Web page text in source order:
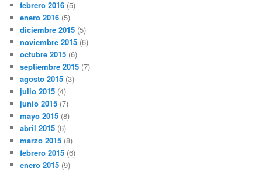
febrero 2016 (5)
enero 2016 (5)
diciembre 2015 (5)
noviembre 2015 (6)
octubre 2015 (6)
septiembre 2015 (7)
agosto 2015 (3)
julio 2015 (4)
junio 2015 (7)
mayo 2015 (8)
abril 2015 (6)
marzo 2015 (8)
febrero 2015 (6)
enero 2015 (9)